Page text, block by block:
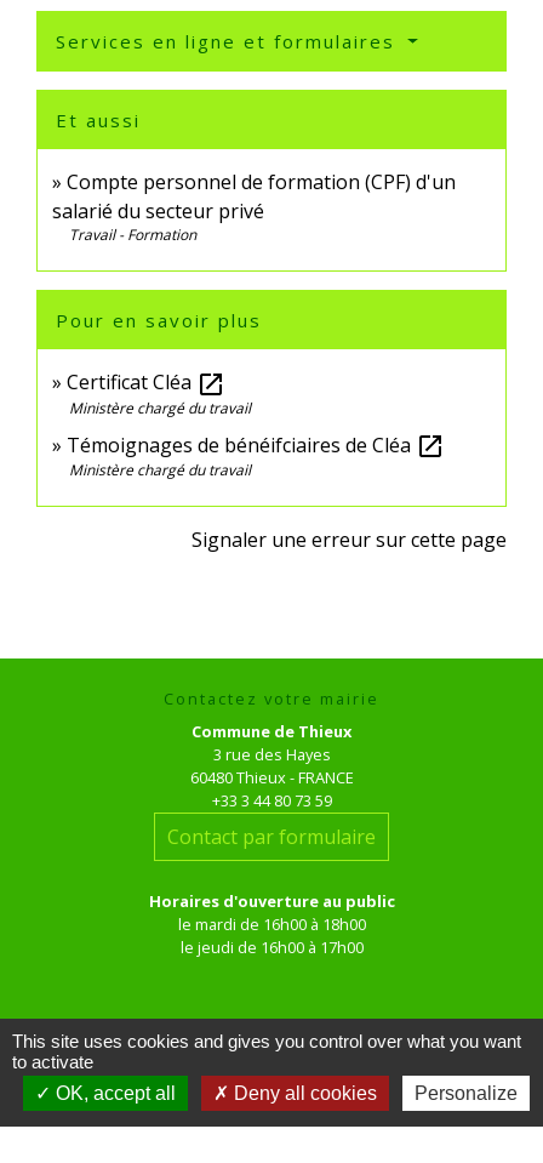
Services en ligne et formulaires
Et aussi
Compte personnel de formation (CPF) d'un
salarié du secteur privé
Travail - Formation
Pour en savoir plus
Certificat Cléa open_in_new
Ministère chargé du travail
Témoignages de bénéifciaires de Cléa open_in_new
Ministère chargé du travail
Signaler une erreur sur cette page
Contactez votre mairie
Commune de Thieux
3 rue des Hayes
60480 Thieux - FRANCE
+33 3 44 80 73 59
Contact par formulaire
Horaires d'ouverture au public
le mardi de 16h00 à 18h00
le jeudi de 16h00 à 17h00
Liens
This site uses cookies and gives you control over what you want
to activate
OK, accept all
Deny all cookies Personalize